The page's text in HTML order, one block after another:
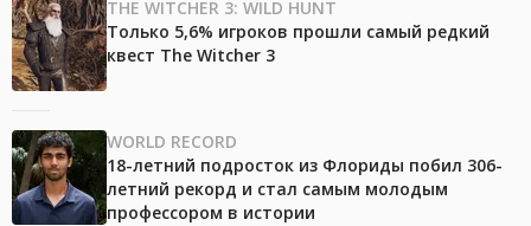
THE WITCHER 3: WILD HUNT
Только 5,6% игроков прошли самый редкий
квест The Witcher 3
WORLD RECORD
18-летний подросток из Флориды побил 306-
летний рекорд и стал самым молодым
профессором в истории